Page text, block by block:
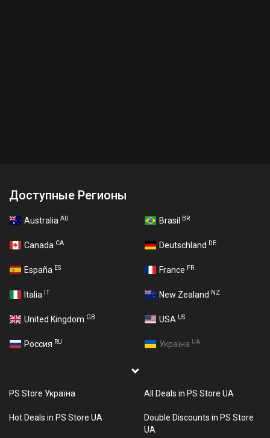
Доступные Регионы
Australia AU Brasil BR
Canada CA Deutschland DE
España ES France FR
Italia IT New Zealand NZ
United Kingdom GB USA US
Россия RU Україна UA
PS Store Україна All Deals in PS Store UA
Hot Deals in PS Store UA
Double Discounts in PS Store
UA